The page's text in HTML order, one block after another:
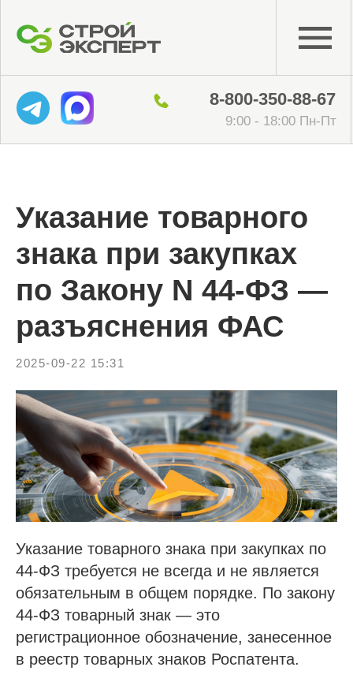
Указание товарного
знака при закупках
по Закону N 44-ФЗ —
разъяснения ФАС
2025-09-22 15:31
Указание товарного знака при закупках по
44-ФЗ требуется не всегда и не является
обязательным в общем порядке. По закону
44-ФЗ товарный знак — это
регистрационное обозначение, занесенное
в реестр товарных знаков Роспатента.